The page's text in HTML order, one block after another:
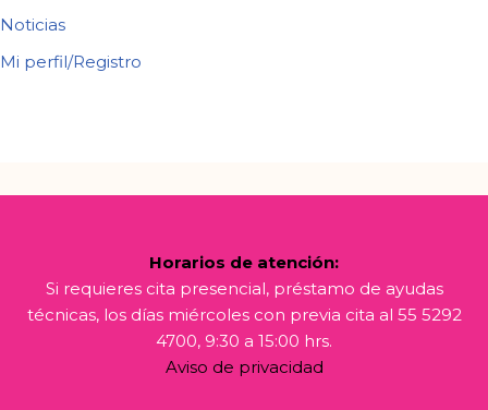
Noticias
Mi perfil/Registro
Horarios de atención:
Si requieres cita presencial, préstamo de ayudas
técnicas, los días miércoles con previa cita al 55 5292
4700, 9:30 a 15:00 hrs.
Aviso de privacidad